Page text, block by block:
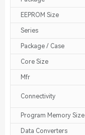
EEPROM Size
Series
Package / Case
Core Size
Mfr
Connectivity
Program Memory Size
Data Converters